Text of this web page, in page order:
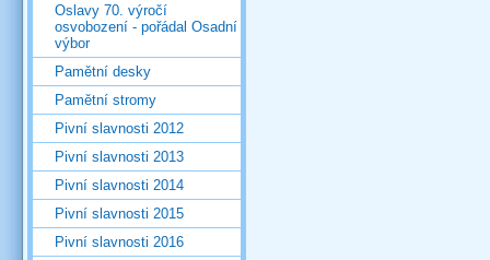
Oslavy 70. výročí
osvobození - pořádal Osadní
výbor
Pamětní desky
Pamětní stromy
Pivní slavnosti 2012
Pivní slavnosti 2013
Pivní slavnosti 2014
Pivní slavnosti 2015
Pivní slavnosti 2016